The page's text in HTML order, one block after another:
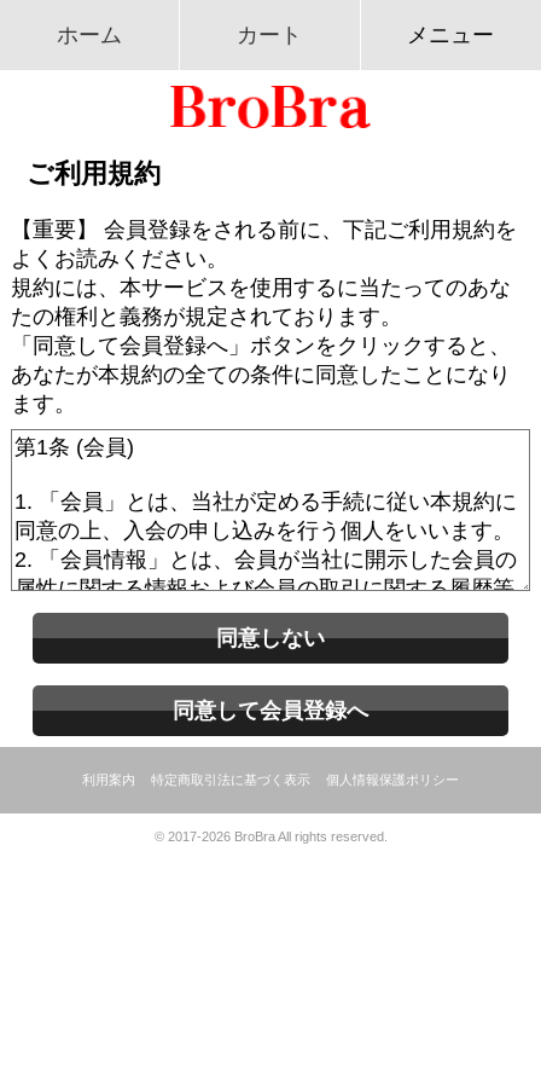
ホーム カート メニュー
ご利用規約
【重要】 会員登録をされる前に、下記ご利用規約を
よくお読みください。
規約には、本サービスを使用するに当たってのあな
たの権利と義務が規定されております。
「同意して会員登録へ」ボタンをクリックすると、
あなたが本規約の全ての条件に同意したことになり
ます。
同意しない
同意して会員登録へ
利用案内 特定商取引法に基づく表示 個人情報保護ポリシー
© 2017-2026 BroBra All rights reserved.